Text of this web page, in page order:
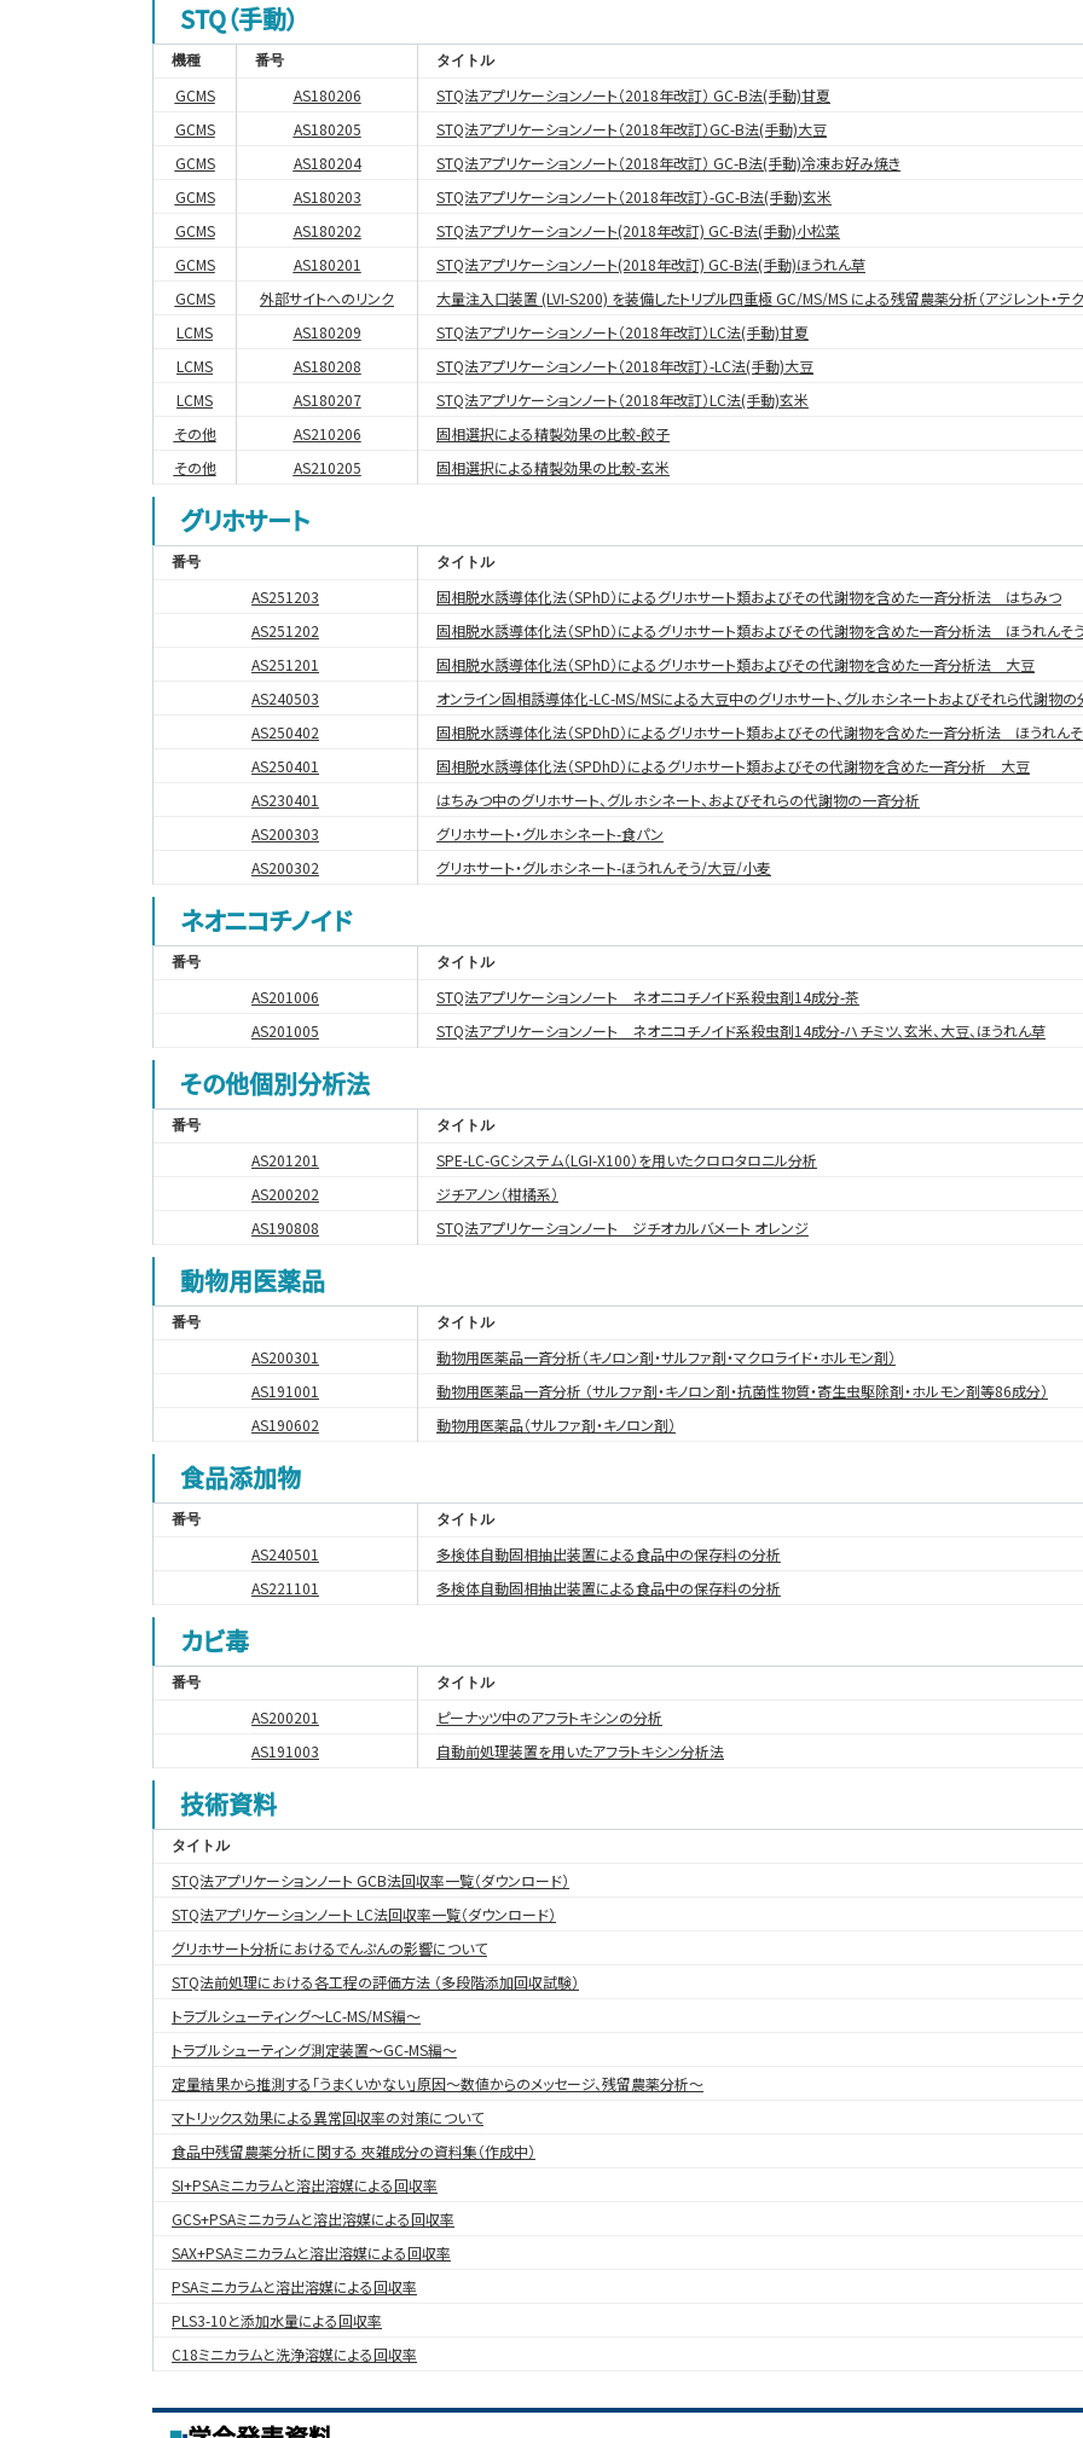
STQ（手動）
機種 番号 タイトル
GCMS AS180206
STQ法アプリケーションノート（2018年改訂） GC-B法(手動)甘夏
GCMS
AS180205
STQ法アプリケーションノート（2018年改訂）GC-B法(手動)大豆
GCMS
AS180204
STQ法アプリケーションノート（2018年改訂） GC-B法(手動)冷凍お好み焼き
GCMS
AS180203
STQ法アプリケーションノート（2018年改訂）-GC-B法(手動)玄米
GCMS
AS180202
STQ法アプリケーションノート(2018年改訂) GC-B法(手動)小松菜
GCMS
AS180201
STQ法アプリケーションノート(2018年改訂) GC-B法(手動)ほうれん草
GCMS
外部サイトへのリンク
大量注入口装置 (LVI-S200) を装備したトリプル四重極 GC/MS/MS による残留農薬分析（アジレント・テ
LCMS
AS180209
STQ法アプリケーションノート（2018年改訂）LC法(手動)甘夏
LCMS
AS180208
STQ法アプリケーションノート（2018年改訂）-LC法(手動)大豆
LCMS
AS180207
STQ法アプリケーションノート（2018年改訂）LC法(手動)玄米
その他
AS210206
固相選択による精製効果の比較-餃子
その他
AS210205 固相選択による精製効果の比較-玄米
グリホサート
番号 タイトル
AS251203
固相脱水誘導体化法（SPhD）によるグリホサート類およびその代謝物を含めた一斉分析法 はちみつ
AS251202
固相脱水誘導体化法（SPhD）によるグリホサート類およびその代謝物を含めた一斉分析法 ほうれんそう
AS251201
固相脱水誘導体化法（SPhD）によるグリホサート類およびその代謝物を含めた一斉分析法 大豆
AS240503
オンライン固相誘導体化-LC-MS/MSによる大豆中のグリホサート、グルホシネートおよびそれら代謝物
AS250402
固相脱水誘導体化法（SPDhD）によるグリホサート類およびその代謝物を含めた一斉分析法 ほうれん
AS250401
固相脱水誘導体化法（SPDhD）によるグリホサート類およびその代謝物を含めた一斉分析 大豆
AS230401
はちみつ中のグリホサート、グルホシネート、およびそれらの代謝物の一斉分析
AS200303
グリホサート・グルホシネート-食パン
AS200302
グリホサート・グルホシネート-ほうれんそう/大豆/小麦
ネオニコチノイド
番号 タイトル
AS201006
STQ法アプリケーションノート ネオニコチノイド系殺虫剤14成分-茶
AS201005
STQ法アプリケーションノート ネオニコチノイド系殺虫剤14成分-ハチミツ、玄米、大豆、ほうれん草
その他個別分析法
番号 タイトル
AS201201
SPE-LC-GCシステム（LGI-X100）を用いたクロロタロニル分析
AS200202
ジチアノン（柑橘系）
AS190808
STQ法アプリケーションノート ジチオカルバメート オレンジ
動物用医薬品
番号 タイトル
AS200301
動物用医薬品一斉分析（キノロン剤・サルファ剤・マクロライド・ホルモン剤）
AS191001
動物用医薬品一斉分析 （サルファ剤・キノロン剤・抗菌性物質・寄生虫駆除剤・ホルモン剤等86成分）
AS190602
動物用医薬品（サルファ剤・キノロン剤）
食品添加物
番号 タイトル
AS240501
多検体自動固相抽出装置による食品中の保存料の分析
AS221101
多検体自動固相抽出装置による食品中の保存料の分析
カビ毒
番号 タイトル
AS200201
ピーナッツ中のアフラトキシンの分析
AS191003
自動前処理装置を用いたアフラトキシン分析法
技術資料
タイトル
STQ法アプリケーションノート GCB法回収率一覧（ダウンロード）
STQ法アプリケーションノート LC法回収率一覧（ダウンロード）
グリホサート分析におけるでんぷんの影響について
STQ法前処理における各工程の評価方法 （多段階添加回収試験）
トラブルシューティング～LC-MS/MS編～
トラブルシューティング測定装置～GC-MS編～
定量結果から推測する「うまくいかない」原因～数値からのメッセージ、残留農薬分析～
マトリックス効果による異常回収率の対策について
食品中残留農薬分析に関する 夾雑成分の資料集（作成中）
SI+PSAミニカラムと溶出溶媒による回収率
GCS+PSAミニカラムと溶出溶媒による回収率
SAX+PSAミニカラムと溶出溶媒による回収率
PSAミニカラムと溶出溶媒による回収率
PLS3-10と添加水量による回収率
C18ミニカラムと洗浄溶媒による回収率